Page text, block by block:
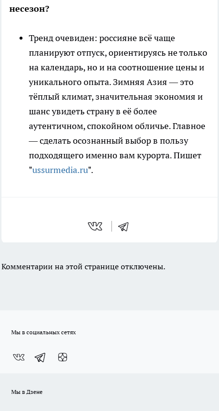
несезон?
Тренд очевиден: россияне всё чаще
планируют отпуск, ориентируясь не только
на календарь, но и на соотношение цены и
уникального опыта. Зимняя Азия — это
тёплый климат, значительная экономия и
шанс увидеть страну в её более
аутентичном, спокойном обличье. Главное
— сделать осознанный выбор в пользу
подходящего именно вам курорта. Пишет
"ussurmedia.ru".
Комментарии на этой странице отключены.
Мы в социальных сетях
Мы в Дзене